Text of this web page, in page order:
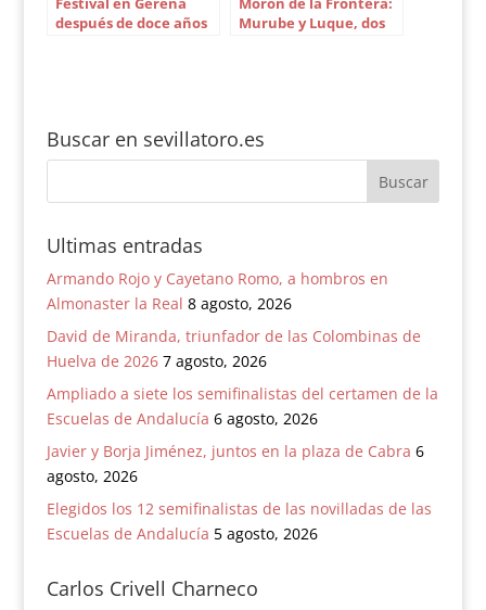
después de doce años
Murube y Luque, dos
Buscar en sevillatoro.es
Ultimas entradas
Armando Rojo y Cayetano Romo, a hombros en
Almonaster la Real 8 agosto, 2026
David de Miranda, triunfador de las Colombinas de
Huelva de 2026 7 agosto, 2026
Ampliado a siete los semifinalistas del certamen de la
Escuelas de Andalucía 6 agosto, 2026
Javier y Borja Jiménez, juntos en la plaza de Cabra 6
agosto, 2026
Elegidos los 12 semifinalistas de las novilladas de las
Escuelas de Andalucía 5 agosto, 2026
Carlos Crivell Charneco